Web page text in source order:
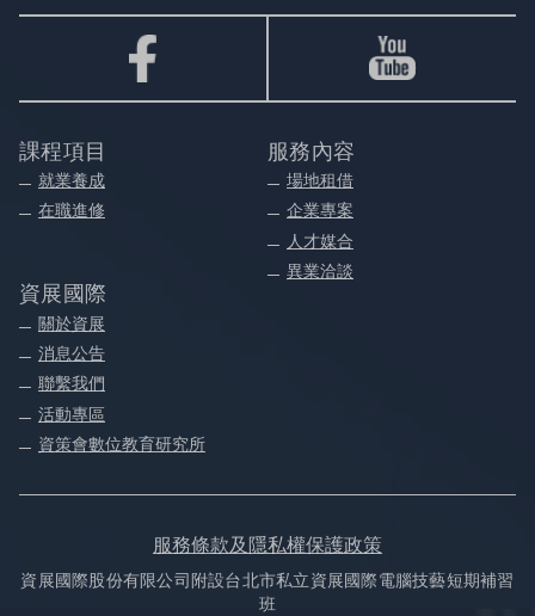
課程項目
就業養成
在職進修
服務內容
場地租借
企業專案
人才媒合
異業洽談
資展國際
關於資展
消息公告
聯繫我們
活動專區
資策會數位教育研究所
服務條款及隱私權保護政策
資展國際股份有限公司附設台北市私立資展國際電腦技藝短期補習
班